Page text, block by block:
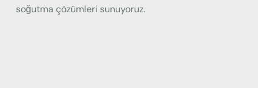
soğutma çözümleri sunuyoruz.